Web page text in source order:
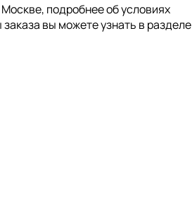
подробнее об условиях
вы можете узнать в разделе